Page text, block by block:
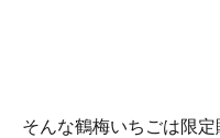
そんな鶴梅いちごは限